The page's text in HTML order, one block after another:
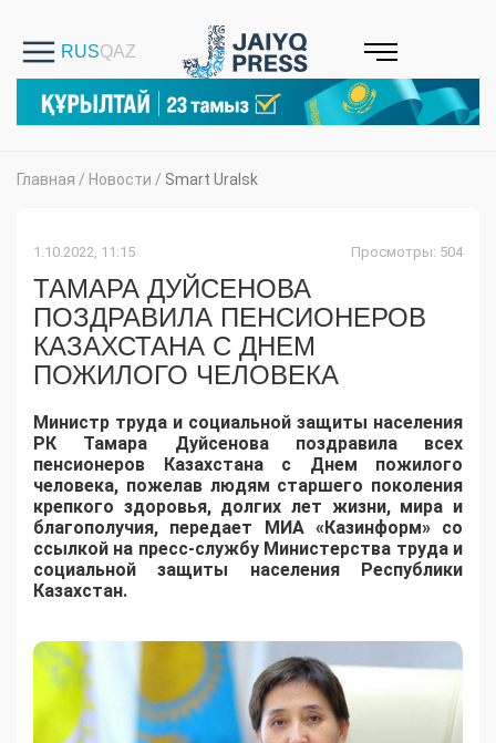
Главная / Новости / Smart Uralsk
1.10.2022, 11:15 Просмотры: 504
ТАМАРА ДУЙСЕНОВА
ПОЗДРАВИЛА ПЕНСИОНЕРОВ
КАЗАХСТАНА С ДНЕМ
ПОЖИЛОГО ЧЕЛОВЕКА
Министр труда и социальной защиты населения
РК Тамара Дуйсенова поздравила всех
пенсионеров Казахстана с Днем пожилого
человека, пожелав людям старшего поколения
крепкого здоровья, долгих лет жизни, мира и
благополучия, передает МИА «Казинформ» со
ссылкой на пресс-службу Министерства труда и
социальной защиты населения Республики
Казахстан.